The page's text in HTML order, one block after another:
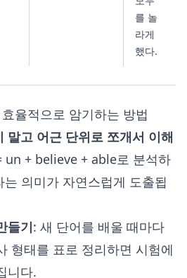
를 놀
라게
했다.
율적으로 암기하는 방법
말고 어근 단위로 쪼개서 이해
+ believe + able로 분석하
의미가 자연스럽게 도출됩
들기: 새 단어를 배울 때마다
형태를 표로 정리하면 시험에
니다.